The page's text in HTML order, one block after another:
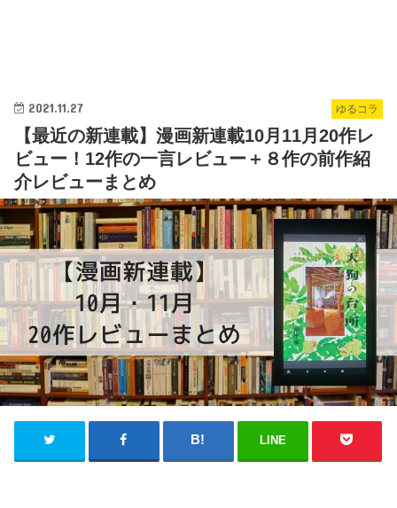
ゆるコラ
2021.11.27
【最近の新連載】漫画新連載10月11月20作レ
ビュー！12作の一言レビュー＋８作の前作紹
介レビューまとめ
LINE